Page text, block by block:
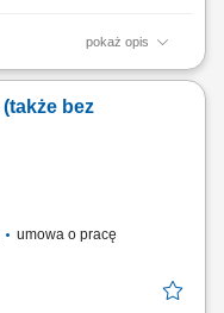
pokaż opis
modułów
Dbałość o
bez
umowa o pracę